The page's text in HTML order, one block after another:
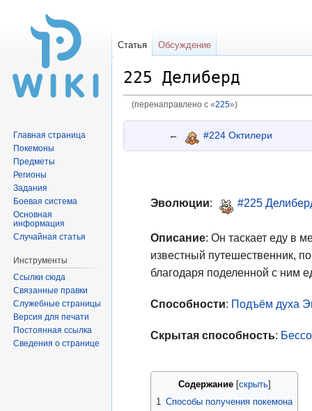
225 Делиберд
(перенаправлено с «225»)
← #224 Октилери
Эволюции: #225
Описание: Он таскает еду в
известный путешественник,
благодаря поделенной с ним
Способности: Подъём духа
Скрытая способность:
Содержание
1 Способы получения покемона
Статья Обсуждение
Главная страница
Покемоны
Предметы
Регионы
Задания
Боевая система
Основная
информация
Случайная статья
Инструменты
Ссылки сюда
Связанные правки
Служебные страницы
Версия для печати
Постоянная ссылка
Сведения о странице